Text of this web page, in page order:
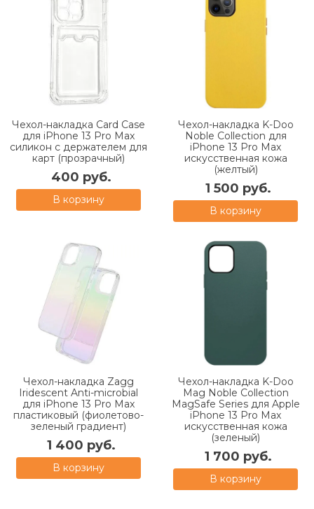
Чехол-накладка Card Case
для iPhone 13 Pro Max
силикон c держателем для
карт (прозрачный)
400 руб.
В корзину
Чехол-накладка K-Doo
Noble Collection для
iPhone 13 Pro Max
искусственная кожа
(желтый)
1 500 руб.
В корзину
Чехол-накладка Zagg
Iridescent Anti-microbial
для iPhone 13 Pro Max
пластиковый (фиолетово-
зеленый градиент)
1 400 руб.
В корзину
Чехол-накладка K-Doo
Mag Noble Collection
MagSafe Series для Apple
iPhone 13 Pro Max
искусcтвенная кожа
(зеленый)
1 700 руб.
В корзину